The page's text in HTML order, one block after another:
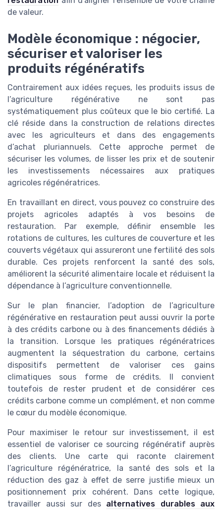
de valeur.
Modèle économique : négocier,
sécuriser et valoriser les
produits régénératifs
Contrairement aux idées reçues, les produits issus de
l’agriculture régénérative ne sont pas
systématiquement plus coûteux que le bio certifié. La
clé réside dans la construction de relations directes
avec les agriculteurs et dans des engagements
d’achat pluriannuels. Cette approche permet de
sécuriser les volumes, de lisser les prix et de soutenir
les investissements nécessaires aux pratiques
agricoles régénératrices.
En travaillant en direct, vous pouvez co construire des
projets agricoles adaptés à vos besoins de
restauration. Par exemple, définir ensemble les
rotations de cultures, les cultures de couverture et les
couverts végétaux qui assureront une fertilité des sols
durable. Ces projets renforcent la santé des sols,
améliorent la sécurité alimentaire locale et réduisent la
dépendance à l’agriculture conventionnelle.
Sur le plan financier, l’adoption de l’agriculture
régénérative en restauration peut aussi ouvrir la porte
à des crédits carbone ou à des financements dédiés à
la transition. Lorsque les pratiques régénératrices
augmentent la séquestration du carbone, certains
dispositifs permettent de valoriser ces gains
climatiques sous forme de crédits. Il convient
toutefois de rester prudent et de considérer ces
crédits carbone comme un complément, et non comme
le cœur du modèle économique.
Pour maximiser le retour sur investissement, il est
essentiel de valoriser ce sourcing régénératif auprès
des clients. Une carte qui raconte clairement
l’agriculture régénératrice, la santé des sols et la
réduction des gaz à effet de serre justifie mieux un
positionnement prix cohérent. Dans cette logique,
travailler aussi sur des alternatives durables aux